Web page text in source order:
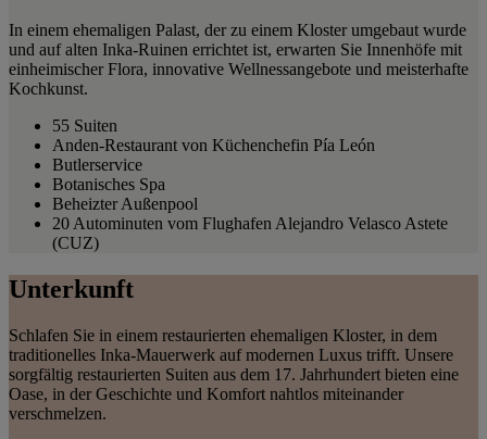
In einem ehemaligen Palast, der zu einem Kloster umgebaut wurde
und auf alten Inka-Ruinen errichtet ist, erwarten Sie Innenhöfe mit
einheimischer Flora, innovative Wellnessangebote und meisterhafte
Kochkunst.
55 Suiten
Anden-Restaurant von Küchenchefin Pía León
Butlerservice
Botanisches Spa
Beheizter Außenpool
20 Autominuten vom Flughafen Alejandro Velasco Astete
(CUZ)
Unterkunft
Schlafen Sie in einem restaurierten ehemaligen Kloster, in dem
traditionelles Inka-Mauerwerk auf modernen Luxus trifft. Unsere
sorgfältig restaurierten Suiten aus dem 17. Jahrhundert bieten eine
Oase, in der Geschichte und Komfort nahtlos miteinander
verschmelzen.